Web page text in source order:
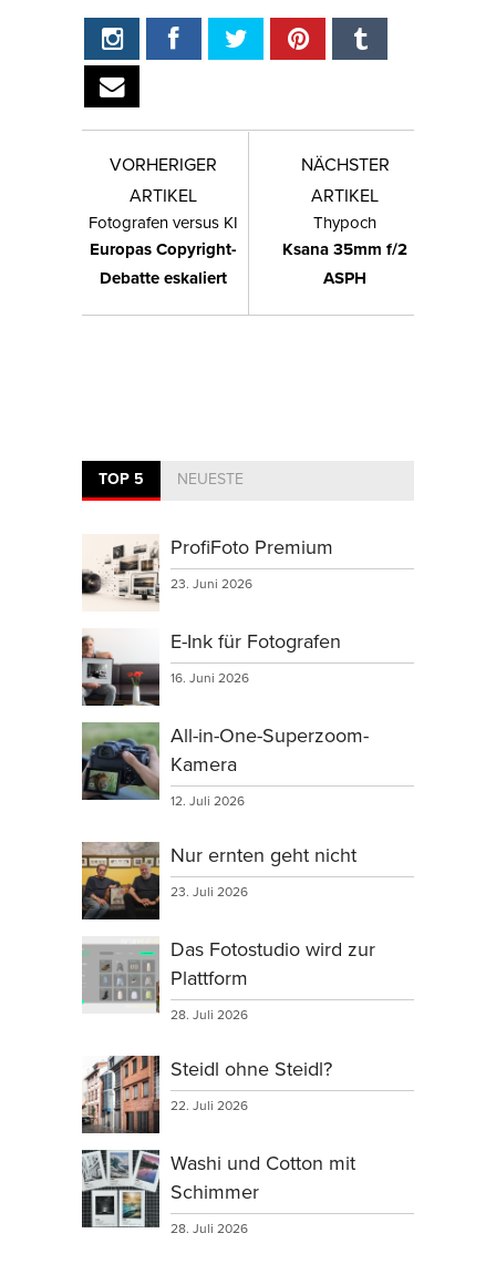
VORHERIGER
ARTIKEL
Fotografen versus KI
Europas Copyright-
Debatte eskaliert
NÄCHSTER
ARTIKEL
Thypoch
Ksana 35mm f/2
ASPH
TOP 5 NEUESTE
ProfiFoto Premium
23. Juni 2026
E-Ink für Fotografen
16. Juni 2026
All-in-One-Superzoom-
Kamera
12. Juli 2026
Nur ernten geht nicht
23. Juli 2026
Das Fotostudio wird zur
Plattform
28. Juli 2026
Steidl ohne Steidl?
22. Juli 2026
Washi und Cotton mit
Schimmer
28. Juli 2026